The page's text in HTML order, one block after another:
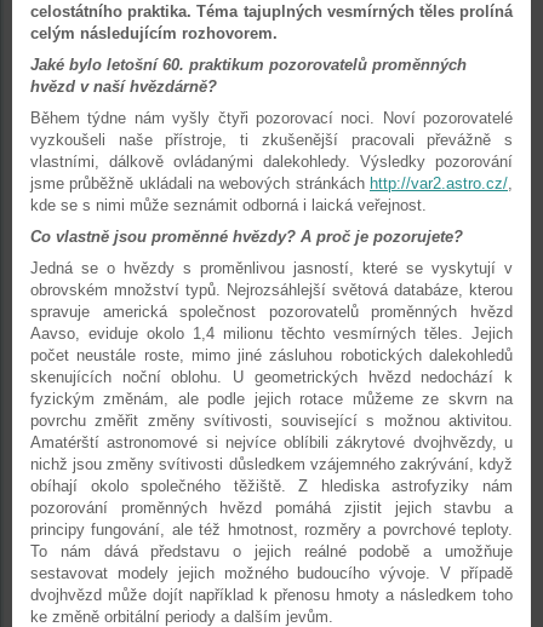
celostátního praktika. Téma tajuplných vesmírných těles prolíná
celým následujícím rozhovorem.
Jaké bylo letošní 60. praktikum pozorovatelů proměnných
hvězd v naší hvězdárně?
Během týdne nám vyšly čtyři pozorovací noci. Noví pozorovatelé
vyzkoušeli naše přístroje, ti zkušenější pracovali převážně s
vlastními, dálkově ovládanými dalekohledy. Výsledky pozorování
jsme průběžně ukládali na webových stránkách http://var2.astro.cz/,
kde se s nimi může seznámit odborná i laická veřejnost.
Co vlastně jsou proměnné hvězdy? A proč je pozorujete?
Jedná se o hvězdy s proměnlivou jasností, které se vyskytují v
obrovském množství typů. Nejrozsáhlejší světová databáze, kterou
spravuje americká společnost pozorovatelů proměnných hvězd
Aavso, eviduje okolo 1,4 milionu těchto vesmírných těles. Jejich
počet neustále roste, mimo jiné zásluhou robotických dalekohledů
skenujících noční oblohu. U geometrických hvězd nedochází k
fyzickým změnám, ale podle jejich rotace můžeme ze skvrn na
povrchu změřit změny svítivosti, související s možnou aktivitou.
Amatérští astronomové si nejvíce oblíbili zákrytové dvojhvězdy, u
nichž jsou změny svítivosti důsledkem vzájemného zakrývání, když
obíhají okolo společného těžiště. Z hlediska astrofyziky nám
pozorování proměnných hvězd pomáhá zjistit jejich stavbu a
principy fungování, ale též hmotnost, rozměry a povrchové teploty.
To nám dává představu o jejich reálné podobě a umožňuje
sestavovat modely jejich možného budoucího vývoje. V případě
dvojhvězd může dojít například k přenosu hmoty a následkem toho
ke změně orbitální periody a dalším jevům.